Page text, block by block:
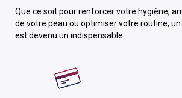
Que ce soit pour renforcer votre hygiène,
de votre peau ou optimiser votre routine, un
est devenu un indispensable.